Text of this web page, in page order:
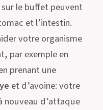
le buffet peuvent
et l’intestin.
votre organisme
par exemple en
prenant une
et d’avoine: votre
nouveau d’attaque